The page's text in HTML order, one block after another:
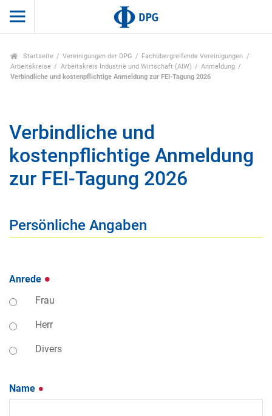
Startseite Vereinigungen der DPG
Fachübergreifende Vereinigungen
Arbeitskreise
Arbeitskreis Industrie und Wirtschaft (AIW)
Anmeldung
Verbindliche und kostenpflichtige Anmeldung zur FEI-Tagung 2026
Verbindliche und
kostenpflichtige Anmeldung
zur FEI-Tagung 2026
Persönliche Angaben
Anrede
Frau
Herr
Divers
Name